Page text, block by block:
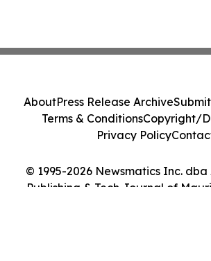
© 1995-2026 Newsmatics Inc.
Publishing & Tech Journal of
AboutPress Release Archive
Terms & ConditionsCopyright/
Privacy Policy